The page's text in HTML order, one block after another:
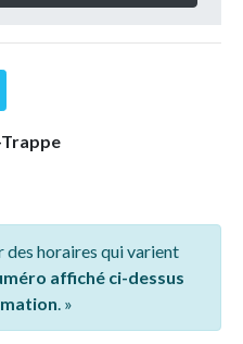
Trappe
des horaires qui varient
affiché ci-dessus
. »